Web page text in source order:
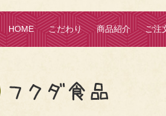
HOME こだわり 商品紹介 ご注